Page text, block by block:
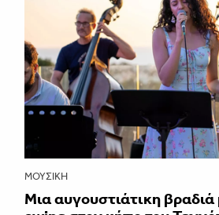
ΜΟΥΣΙΚΉ
Μια αυγουστιάτικη βραδιά